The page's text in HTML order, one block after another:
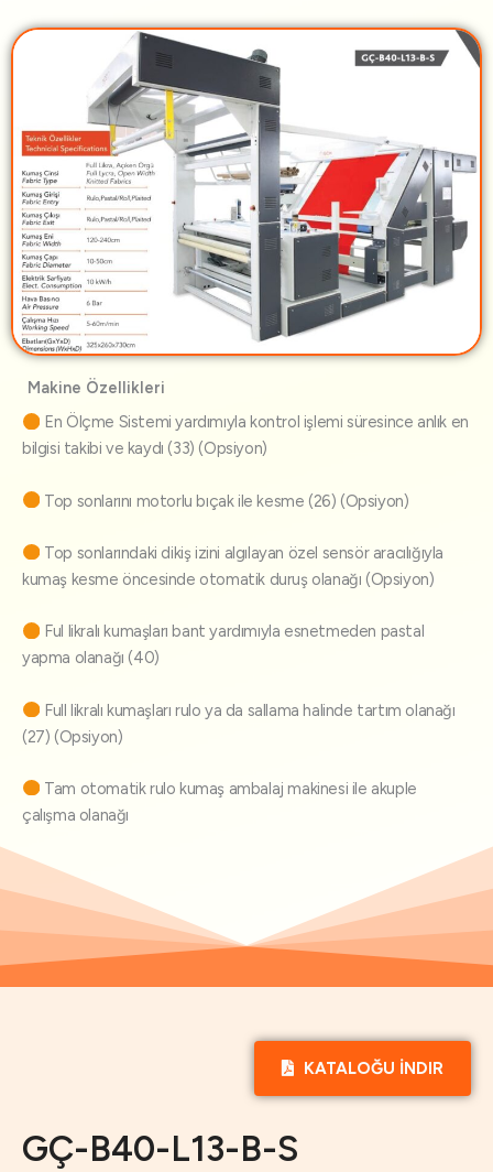
Makine Özellikleri
En Ölçme Sistemi yardımıyla kontrol işlemi süresince anlık en
bilgisi takibi ve kaydı (33) (Opsiyon)
Top sonlarını motorlu bıçak ile kesme (26) (Opsiyon)
Top sonlarındaki dikiş izini algılayan özel sensör aracılığıyla
kumaş kesme öncesinde otomatik duruş olanağı (Opsiyon)
Ful likralı kumaşları bant yardımıyla esnetmeden pastal
yapma olanağı (40)
Full likralı kumaşları rulo ya da sallama halinde tartım olanağı
(27) (Opsiyon)
Tam otomatik rulo kumaş ambalaj makinesi ile akuple
çalışma olanağı
KATALOĞU İNDIR
GÇ-B40-L13-B-S